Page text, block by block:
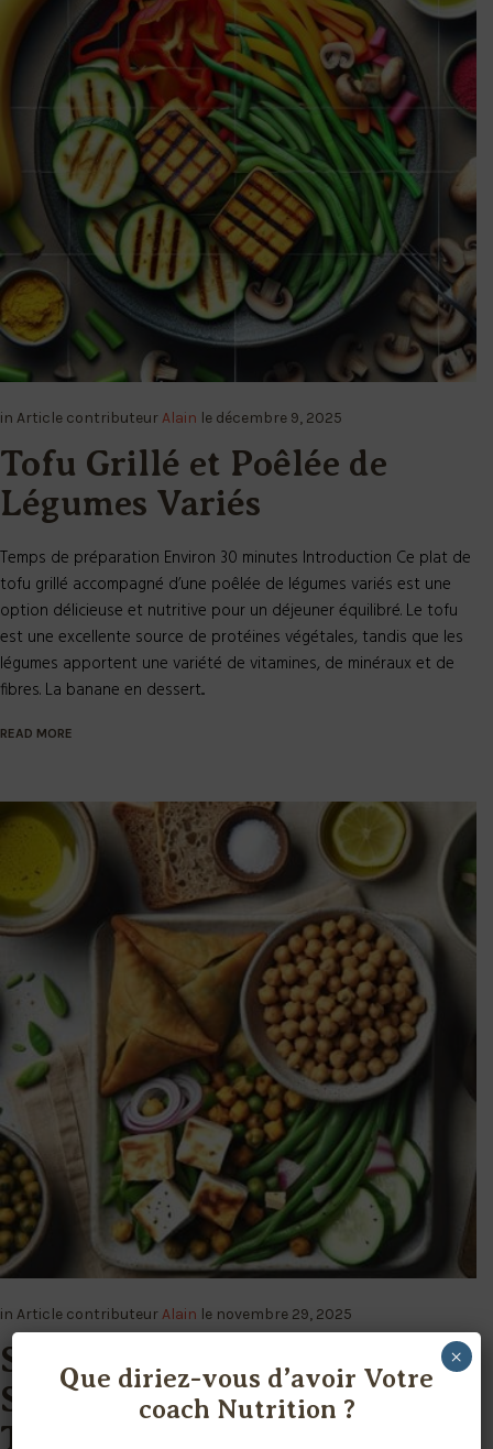
in Article contributeurAlain le décembre 9, 2025
Tofu Grillé et Poêlée de
Légumes Variés
Temps de préparation Environ 30 minutes Introduction Ce plat de
tofu grillé accompagné d’une poêlée de légumes variés est une
option délicieuse et nutritive pour un déjeuner équilibré. Le tofu
est une excellente source de protéines végétales, tandis que les
légumes apportent une variété de vitamines, de minéraux et de
fibres. La banane en dessert...
READ MORE
in Article contributeurAlain le novembre 29, 2025
Samoussas de Légumes et
Salade de Pois Chiches au
Tofu
Que diriez-vous d’avoir Votre
coach Nutrition ?
×